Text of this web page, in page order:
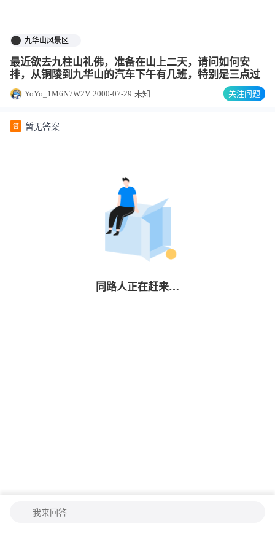
九华山风景区
最近欲去九柱山礼佛，准备在山上二天，请问如何安
排，从铜陵到九华山的汽车下午有几班，特别是三点过
YoYo_1M6N7W2V 2000-07-29 未知 关注问题
答 暂无答案
同路人正在赶来…